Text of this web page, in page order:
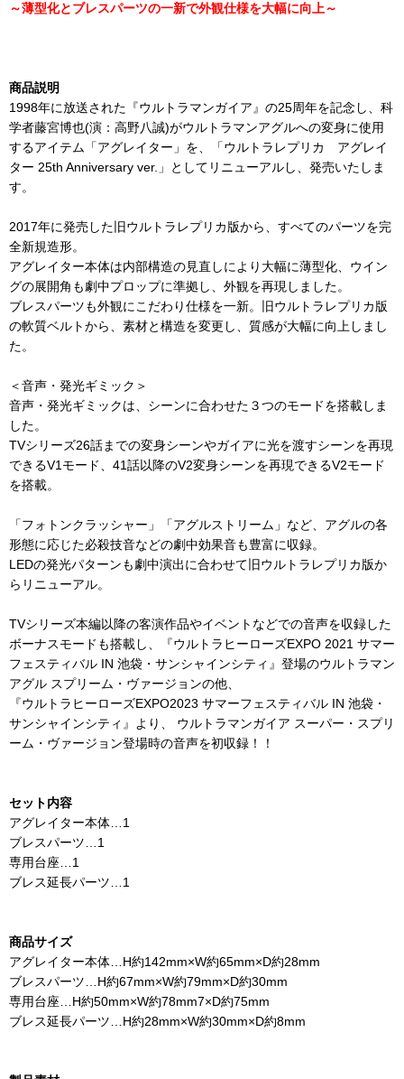
～薄型化とブレスパーツの一新で外観仕様を大幅に向上～
商品説明
1998年に放送された『ウルトラマンガイア』の25周年を記念し、科
学者藤宮博也(演：高野八誠)がウルトラマンアグルへの変身に使用
するアイテム「アグレイター」を、「ウルトラレプリカ アグレイ
ター 25th Anniversary ver.」としてリニューアルし、発売いたしま
す。
2017年に発売した旧ウルトラレプリカ版から、すべてのパーツを完
全新規造形。
アグレイター本体は内部構造の見直しにより大幅に薄型化、ウイン
グの展開角も劇中プロップに準拠し、外観を再現しました。
ブレスパーツも外観にこだわり仕様を一新。旧ウルトラレプリカ版
の軟質ベルトから、素材と構造を変更し、質感が大幅に向上しまし
た。
＜音声・発光ギミック＞
音声・発光ギミックは、シーンに合わせた３つのモードを搭載しま
した。
TVシリーズ26話までの変身シーンやガイアに光を渡すシーンを再現
できるV1モード、41話以降のV2変身シーンを再現できるV2モード
を搭載。
「フォトンクラッシャー」「アグルストリーム」など、アグルの各
形態に応じた必殺技音などの劇中効果音も豊富に収録。
LEDの発光パターンも劇中演出に合わせて旧ウルトラレプリカ版か
らリニューアル。
TVシリーズ本編以降の客演作品やイベントなどでの音声を収録した
ボーナスモードも搭載し、『ウルトラヒーローズEXPO 2021 サマー
フェスティバル IN 池袋・サンシャインシティ』登場のウルトラマン
アグル スプリーム・ヴァージョンの他、
『ウルトラヒーローズEXPO2023 サマーフェスティバル IN 池袋・
サンシャインシティ』より、 ウルトラマンガイア スーパー・スプリ
ーム・ヴァージョン登場時の音声を初収録！！
セット内容
アグレイター本体…1
ブレスパーツ…1
専用台座…1
ブレス延長パーツ…1
商品サイズ
アグレイター本体…H約142mm×W約65mm×D約28mm
ブレスパーツ…H約67mm×W約79mm×D約30mm
専用台座…H約50mm×W約78mm7×D約75mm
ブレス延長パーツ…H約28mm×W約30mm×D約8mm